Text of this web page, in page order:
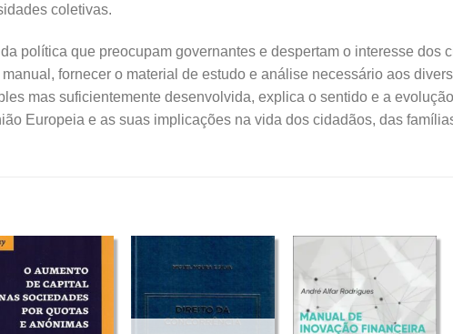
coletivas.
política que preocupam governantes e despertam o interesse dos
fornecer o material de estudo e análise necessário aos
mas suficientemente desenvolvida, explica o sentido e a
Europeia e as suas implicações na vida dos cidadãos, das